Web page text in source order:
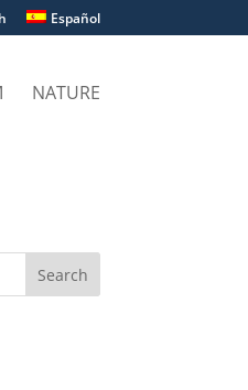
Español
NATURE